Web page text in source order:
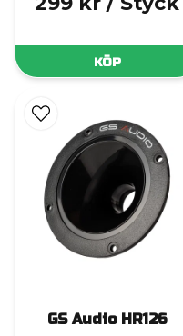
KÖP
GS Audio HR126